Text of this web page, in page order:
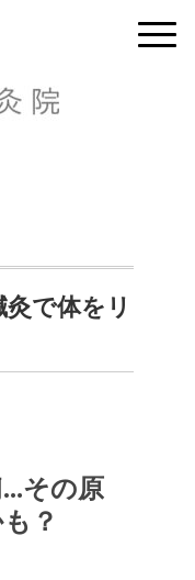
灸で体をリ
その原
？